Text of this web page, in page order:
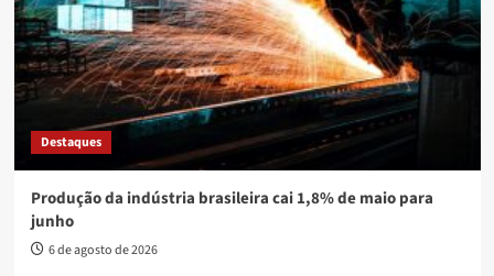
Destaques
Produção da indústria brasileira cai 1,8% de maio para
junho
6 de agosto de 2026